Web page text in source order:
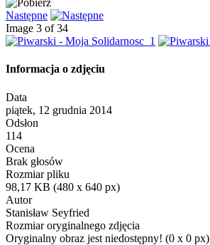
Następne
Image 3 of 34
Informacja o zdjęciu
Data
piątek, 12 grudnia 2014
Odsłon
114
Ocena
Brak głosów
Rozmiar pliku
98,17 KB (480 x 640 px)
Autor
Stanisław Seyfried
Rozmiar oryginalnego zdjęcia
Oryginalny obraz jest niedostępny! (0 x 0 px)